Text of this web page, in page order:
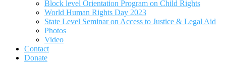
Block level Orientation Program on Child Rights
World Human Rights Day 2023
State Level Seminar on Access to Justice & Legal Aid
Photos
Video
Contact
Donate